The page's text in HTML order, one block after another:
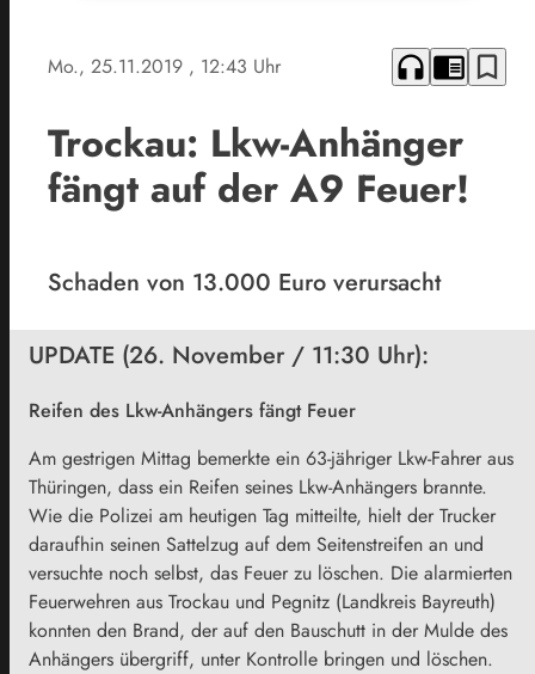
Mo., 25.11.2019 , 12:43 Uhr headphones chrome_reader_mode bookmark_border
Trockau: Lkw-Anhänger
fängt auf der A9 Feuer!
Schaden von 13.000 Euro verursacht
UPDATE (26. November / 11:30 Uhr):
Reifen des Lkw-Anhängers fängt Feuer
Am gestrigen Mittag bemerkte ein 63-jähriger Lkw-Fahrer aus
Thüringen, dass ein Reifen seines Lkw-Anhängers brannte.
Wie die Polizei am heutigen Tag mitteilte, hielt der Trucker
daraufhin seinen Sattelzug auf dem Seitenstreifen an und
versuchte noch selbst, das Feuer zu löschen. Die alarmierten
Feuerwehren aus Trockau und Pegnitz (Landkreis Bayreuth)
konnten den Brand, der auf den Bauschutt in der Mulde des
Anhängers übergriff, unter Kontrolle bringen und löschen.